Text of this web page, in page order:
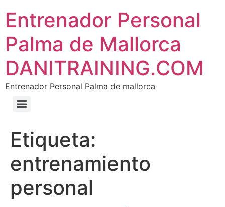
Entrenador Personal
Palma de Mallorca
DANITRAINING.COM
Entrenador Personal Palma de mallorca
Etiqueta:
entrenamiento
personal